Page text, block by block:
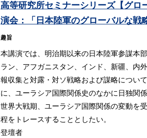
高等研究所セミナーシリーズ【グロ
演会：「日本陸軍のグローバルな戦
趣旨
本講演では、明治期以来の日本陸軍参謀本
ラン、アフガニスタン、インド、新疆、内
報収集と対露・対ソ戦略および謀略につい
に、ユーラシア国際関係史のなかに日独関
世界大戦期、ユーラシア国際関係の変動を
程をトレースすることとしたい。
登壇者